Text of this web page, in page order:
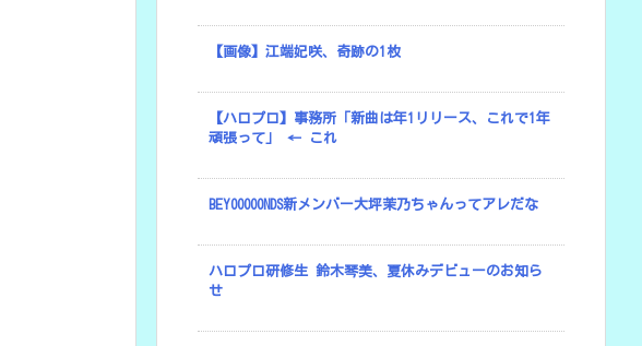
【画像】江端妃咲、奇跡の1枚
【ハロプロ】事務所「新曲は年1リリース、これで1年
頑張って」 ← これ
BEYOOOOONDS新メンバー大坪茉乃ちゃんってアレだな
ハロプロ研修生 鈴木琴美、夏休みデビューのお知ら
せ